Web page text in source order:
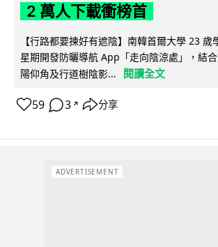
2 萬人下載衝榜首
【行路都要揀好有遮陰】南韓首爾大學 23 歲
星期開發防曬導航 App「走向陰涼處」，結
陽仰角及行道樹陰影...
閱讀全文
59 3 ↗ 分享
ADVERTISEMENT